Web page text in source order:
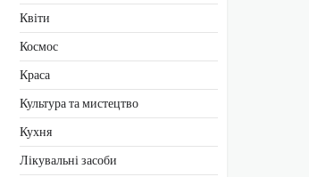
Квіти
Космос
Краса
Культура та мистецтво
Кухня
Лікувальні засоби